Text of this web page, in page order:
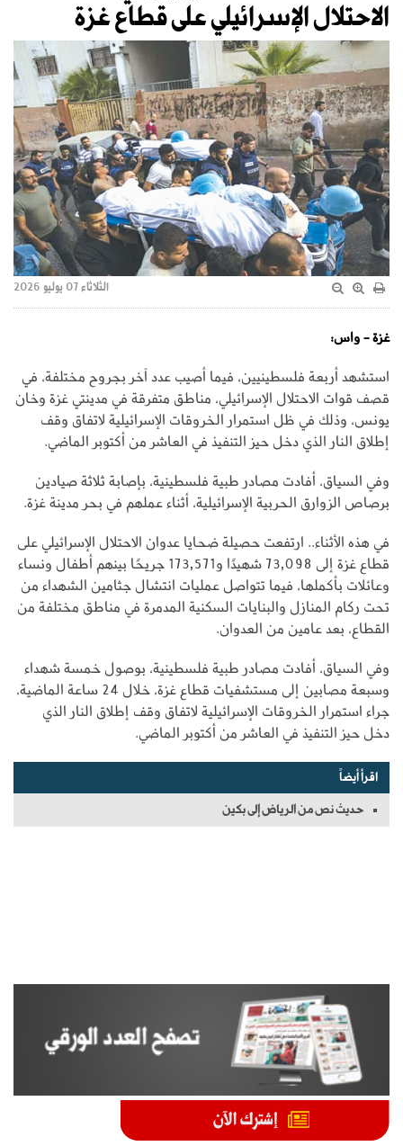
الاحتلال الإسرائيلي على قطاع غزة
الثلاثاء 07 يوليو 2026
غزة - واس:
استشهد أربعة فلسطينيين، فيما أصيب عدد آخر بجروح مختلفة، في
قصف قوات الاحتلال الإسرائيلي، مناطق متفرقة في مدينتي غزة وخان
يونس، وذلك في ظل استمرار الخروقات الإسرائيلية لاتفاق وقف
إطلاق النار الذي دخل حيز التنفيذ في العاشر من أكتوبر الماضي.
وفي السياق، أفادت مصادر طبية فلسطينية، بإصابة ثلاثة صيادين
برصاص الزوارق الحربية الإسرائيلية، أثناء عملهم في بحر مدينة غزة.
في هذه الأثناء.. ارتفعت حصيلة ضحايا عدوان الاحتلال الإسرائيلي على
قطاع غزة إلى 73,098 شهيدًا و173,571 جريحًا بينهم أطفال ونساء
وعائلات بأكملها، فيما تتواصل عمليات انتشال جثامين الشهداء من
تحت ركام المنازل والبنايات السكنية المدمرة في مناطق مختلفة من
القطاع، بعد عامين من العدوان.
وفي السياق، أفادت مصادر طبية فلسطينية، بوصول خمسة شهداء
وسبعة مصابين إلى مستشفيات قطاع غزة، خلال 24 ساعة الماضية،
جراء استمرار الخروقات الإسرائيلية لاتفاق وقف إطلاق النار الذي
دخل حيز التنفيذ في العاشر من أكتوبر الماضي.
اقرأ أيضاً
حديث نص من الرياض إلى بكين